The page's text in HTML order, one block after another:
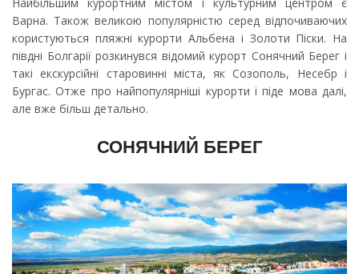
Варна. Також великою популярністю серед відпочиваючих
користуються пляжні курорти Альбена і Золоти Піски. На
півдні Болгарії розкинувся відомий курорт Сонячний Берег і
такі екскурсійні старовинні міста, як Созополь, Несебр і
Бургас. Отже про найпопулярніші курорти і піде мова далі,
але вже більш детально.
СОНЯЧНИЙ БЕРЕГ